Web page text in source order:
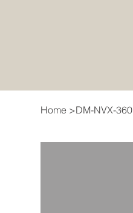
Home >DM-NVX-360